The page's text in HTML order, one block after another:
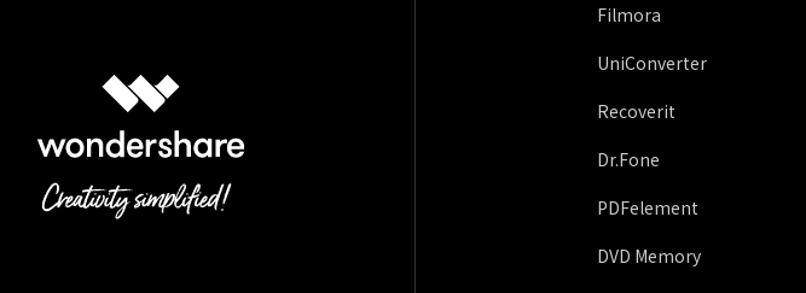
Filmora
UniConverter
Recoverit
Dr.Fone
PDFelement
DVD Memory